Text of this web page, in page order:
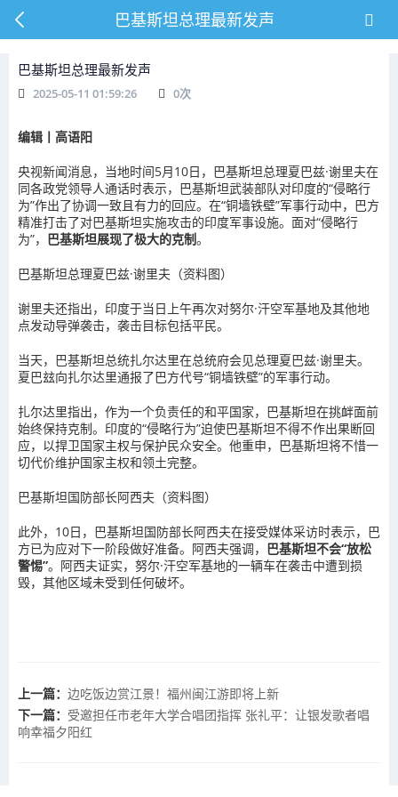
巴基斯坦总理最新发声
巴基斯坦总理最新发声
2025-05-11 01:59:26 0次
编辑丨高语阳
央视新闻消息，当地时间5月10日， 巴基斯坦总理夏巴兹·谢里夫在
同各政党领导人通话时表示，巴基斯坦武装部队对印度的“侵略行
为”作出了协调一致且有力的回应。在“铜墙铁壁”军事行动中，巴方
精准打击了对巴基斯坦实施攻击的印度军事设施。面对“侵略行
为”， 巴基斯坦展现了极大的克制。
巴基斯坦总理夏巴兹·谢里夫（资料图）
谢里夫还指出，印度于当日上午再次对努尔·汗空军基地及其他地
点发动导弹袭击，袭击目标包括平民。
当天，巴基斯坦总统扎尔达里在总统府会见总理夏巴兹·谢里夫。
夏巴玆向扎尔达里通报了巴方代号“铜墙铁壁”的军事行动。
扎尔达里指出，作为一个负责任的和平国家，巴基斯坦在挑衅面前
始终保持克制。印度的“侵略行为”迫使巴基斯坦不得不作出果断回
应，以捍卫国家主权与保护民众安全。他重申，巴基斯坦将不惜一
切代价维护国家主权和领土完整。
巴基斯坦国防部长阿西夫（资料图）
此外，10日，巴基斯坦国防部长阿西夫在接受媒体采访时表示，巴
方已为应对下一阶段做好准备。阿西夫强调， 巴基斯坦不会“放松
警惕”。阿西夫证实，努尔·汗空军基地的一辆车在袭击中遭到损
毁，其他区域未受到任何破坏。
上一篇： 边吃饭边赏江景！福州闽江游即将上新
下一篇： 受邀担任市老年大学合唱团指挥 张礼平：让银发歌者唱
响幸福夕阳红